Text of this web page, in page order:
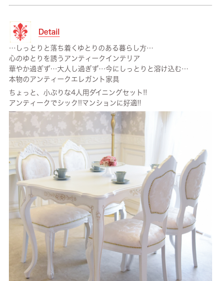
Detail
…しっとりと落ち着くゆとりのある暮らし方…
心のゆとりを誘うアンティークインテリア
華やか過ぎず…大人し過ぎず…今にしっとりと溶け込む…
本物のアンティークエレガント家具
ちょっと、小ぶりな4人用ダイニングセット!!
アンティークでシック!!マンションに好適!!